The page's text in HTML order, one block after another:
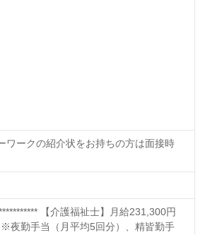
ークの紹介状をお持ちの方は面接時
【介護福祉士】月給231,300円
夜勤手当（月平均5回分）、精皆勤手